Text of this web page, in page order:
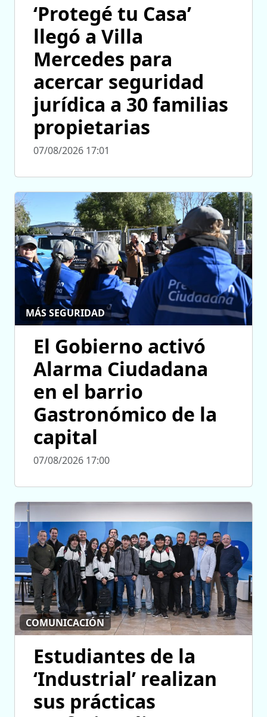
‘Protegé tu Casa’
llegó a Villa
Mercedes para
acercar seguridad
jurídica a 30 familias
propietarias
07/08/2026 17:01
MÁS SEGURIDAD
El Gobierno activó
Alarma Ciudadana
en el barrio
Gastronómico de la
capital
07/08/2026 17:00
COMUNICACIÓN
Estudiantes de la
‘Industrial’ realizan
sus prácticas